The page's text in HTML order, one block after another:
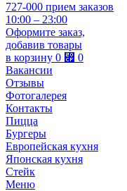
727-000 прием заказов
10:00 – 23:00
Оформите заказ,
добавив товары
в корзину 0 ⃏ 0
Вакансии
Отзывы
Фотогалерея
Контакты
Пицца
Бургеры
Европейская кухня
Японская кухня
Стейк
Меню